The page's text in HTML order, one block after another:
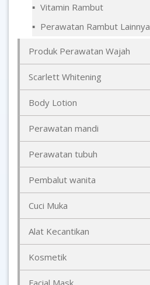
Vitamin Rambut
Perawatan Rambut Lainnya
Produk Perawatan Wajah
Scarlett Whitening
Body Lotion
Perawatan mandi
Perawatan tubuh
Pembalut wanita
Cuci Muka
Alat Kecantikan
Kosmetik
Facial Mask